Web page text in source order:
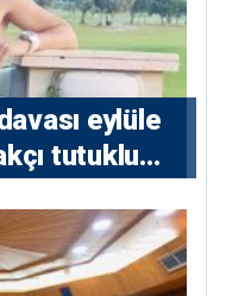
eylüle
tutuklu